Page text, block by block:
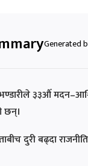
Generated
भण्डारीले ३३औँ
छन्।
दुरी बढ्दा